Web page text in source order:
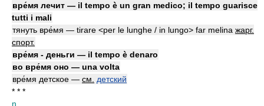
вре́мя лечит — il tempo è un gran medico; il tempo guarisce
tutti i mali
тянуть вре́мя — tirare <per le lunghe / in lungo> far melina жарг.
спорт.
вре́мя - деньги — il tempo è denaro
во вре́мя оно — una volta
вре́мя детское — см.
детский
* * *
n